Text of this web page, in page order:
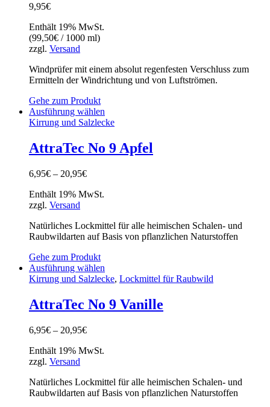
9,95€
Enthält 19% MwSt.
(99,50€ / 1000 ml)
zzgl. Versand
Windprüfer mit einem absolut regenfesten Verschluss zum
Ermitteln der Windrichtung und von Luftströmen.
Gehe zum Produkt
Ausführung wählen
Kirrung und Salzlecke
AttraTec No 9 Apfel
6,95€ – 20,95€
Enthält 19% MwSt.
zzgl. Versand
Natürliches Lockmittel für alle heimischen Schalen- und
Raubwildarten auf Basis von pflanzlichen Naturstoffen
Gehe zum Produkt
Ausführung wählen
Kirrung und Salzlecke, Lockmittel für Raubwild
AttraTec No 9 Vanille
6,95€ – 20,95€
Enthält 19% MwSt.
zzgl. Versand
Natürliches Lockmittel für alle heimischen Schalen- und
Raubwildarten auf Basis von pflanzlichen Naturstoffen